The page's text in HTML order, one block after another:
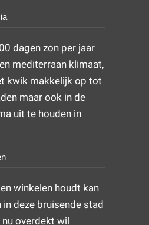
dagen zon per jaar
mediterraan klimaat,
kwik makkelijk op tot
maar ook in de
uit te houden in
winkelen houdt kan
in deze bruisende stad
nu overdekt wil